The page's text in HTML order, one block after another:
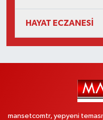
HAYAT ECZANESİ
mansetcomtr, yepyeni